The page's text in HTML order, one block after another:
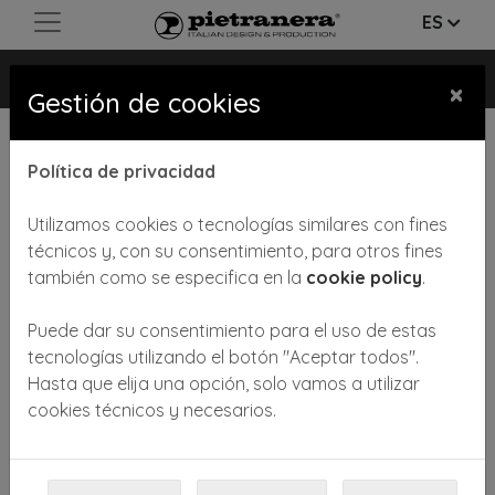
ES
Lavabo TRESOR First: gracias al movimiento sincronizado de respaldo, asiento y
Gestión de cookies ×
Política de privacidad
Utilizamos cookies o tecnologías similares con fines
técnicos y, con su consentimiento, para otros fines
también como se especifica en la cookie policy.
Puede dar su consentimiento para el uso de estas
tecnologías utilizando el botón "Aceptar todos".
Hasta que elija una opción, solo vamos a utilizar
cookies técnicos y necesarios.